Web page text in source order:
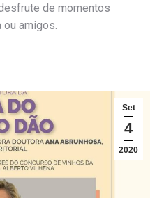
de momentos
amigos.
Set
4
2020